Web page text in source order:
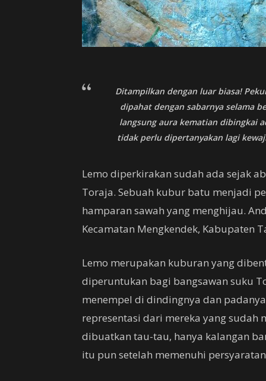
Ditampilkan dengan luar biasa!
dipahat dengan sabarnya selama
langsung aura kematian dibingkai
tidak perlu dipertanyakan lagi
Lemo diperkirakan sudah ada sejak
Toraja. Sebuah kubur batu menjadi
hamparan sawah yang menghijau.
Kecamatan Mengkendek, Kabupaten
Lemo merupakan kuburan yang
diperuntukan bagi bangsawan suku
menempel di dindingnya dan
representasi dari mereka yang sudah
dibuatkan tau-tau, hanya kalangan
itu pun setelah memenuhi